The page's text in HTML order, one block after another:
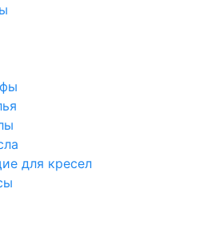
для кресел